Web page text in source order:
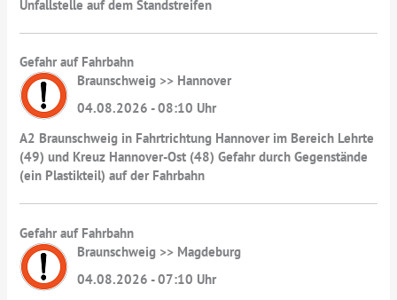
Unfallstelle auf dem Standstreifen
Gefahr auf Fahrbahn
Braunschweig >> Hannover
04.08.2026 - 08:10 Uhr
A2 Braunschweig in Fahrtrichtung Hannover im Bereich Lehrte
(49) und Kreuz Hannover-Ost (48) Gefahr durch Gegenstände
(ein Plastikteil) auf der Fahrbahn
Gefahr auf Fahrbahn
Braunschweig >> Magdeburg
04.08.2026 - 07:10 Uhr